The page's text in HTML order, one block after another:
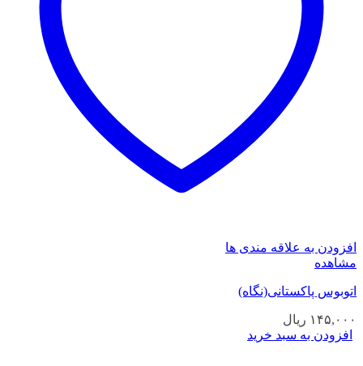
افزودن به علاقه مندی ها
مشاهده
اتوبوس پاکستانی(نگاه)
۱۴۵,۰۰۰ ریال
افزودن به سبد خرید